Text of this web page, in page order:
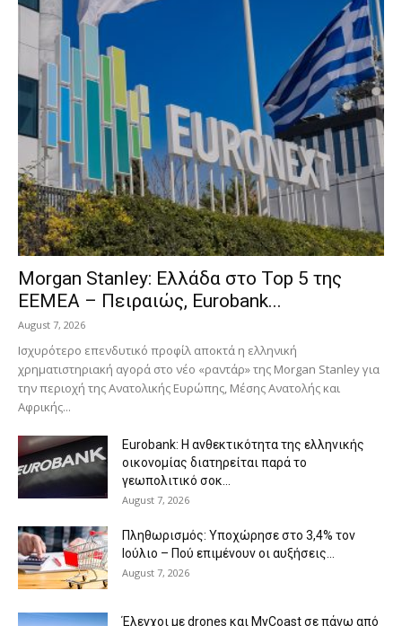
Morgan Stanley: Ελλάδα στο Top 5 της
EEMEA – Πειραιώς, Eurobank...
August 7, 2026
Ισχυρότερο επενδυτικό προφίλ αποκτά η ελληνική
χρηματιστηριακή αγορά στο νέο «ραντάρ» της Morgan Stanley για
την περιοχή της Ανατολικής Ευρώπης, Μέσης Ανατολής και
Αφρικής...
Eurobank: Η ανθεκτικότητα της ελληνικής
οικονομίας διατηρείται παρά το
γεωπολιτικό σοκ...
August 7, 2026
Πληθωρισμός: Υποχώρησε στο 3,4% τον
Ιούλιο – Πού επιμένουν οι αυξήσεις...
August 7, 2026
Έλεγχοι με drones και MyCoast σε πάνω από